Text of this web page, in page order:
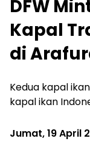
DFW
Kapal
di
Kedua kapal
kapal ikan
Jumat, 19 April